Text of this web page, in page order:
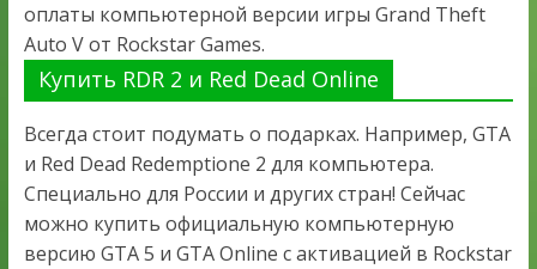
оплаты компьютерной версии игры Grand Theft
Auto V от Rockstar Games.
Купить RDR 2 и Red Dead Online
Всегда стоит подумать о подарках. Например, GTA
и Red Dead Redemptione 2 для компьютера.
Специально для России и других стран! Сейчас
можно купить официальную компьютерную
версию GTA 5 и GTA Online с активацией в Rockstar